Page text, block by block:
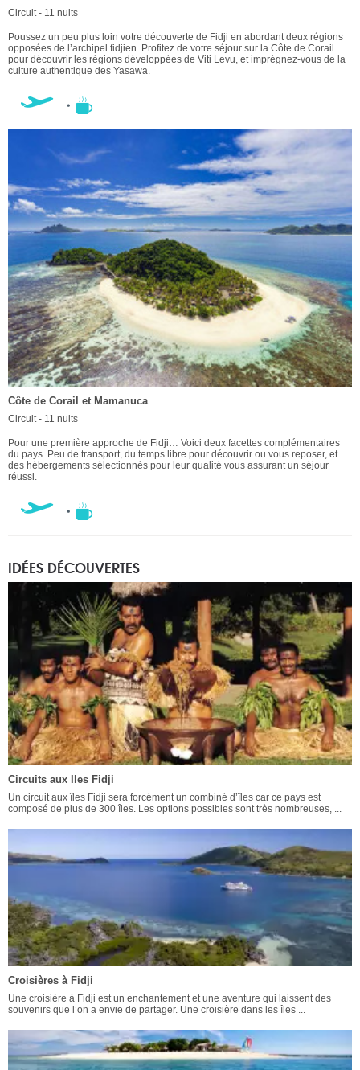
Circuit - 11 nuits
Poussez un peu plus loin votre découverte de Fidji en abordant deux régions
opposées de l’archipel fidjien. Profitez de votre séjour sur la Côte de Corail
pour découvrir les régions développées de Viti Levu, et imprégnez-vous de la
culture authentique des Yasawa.
Côte de Corail et Mamanuca
Circuit - 11 nuits
Pour une première approche de Fidji… Voici deux facettes complémentaires
du pays. Peu de transport, du temps libre pour découvrir ou vous reposer, et
des hébergements sélectionnés pour leur qualité vous assurant un séjour
réussi.
IDÉES DÉCOUVERTES
Circuits aux Iles Fidji
Un circuit aux îles Fidji sera forcément un combiné d’îles car ce pays est
composé de plus de 300 îles. Les options possibles sont très nombreuses, ...
Croisières à Fidji
Une croisière à Fidji est un enchantement et une aventure qui laissent des
souvenirs que l’on a envie de partager. Une croisière dans les îles ...